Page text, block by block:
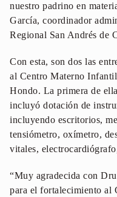
nuestro padrino en
García, coordinador
Regional San Andrés de
Con esta, son dos las
al Centro Materno
Hondo. La primera de
incluyó dotación de
incluyendo escritorios,
tensiómetro, oxímetro,
vitales,
“Muy agradecida con
para el fortalecimiento al